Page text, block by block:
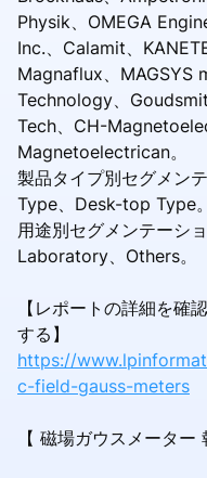
Physik、OMEGA
Inc.、Calamit、
Magnaflux、MAGSYS
Technology、
Tech、CH-
Magnetoelectrican。
製品タイプ別セグメン
Type、Desk-top Type。
用途別セグメンテーシ
Laboratory、Others。
【レポートの詳細を確
する】
https://
c-field-gauss-meters
【 磁場ガウスメーター